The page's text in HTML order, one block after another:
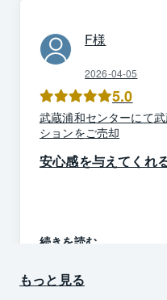
F様
2026-04-05
5.0
武蔵浦和センターにて
ションをご売却
安心感を与えてくれ
続きを読む
もっと見る